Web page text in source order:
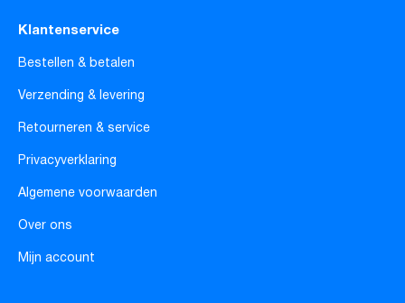
Klantenservice
Bestellen & betalen
Verzending & levering
Retourneren & service
Privacyverklaring
Algemene voorwaarden
Over ons
Mijn account